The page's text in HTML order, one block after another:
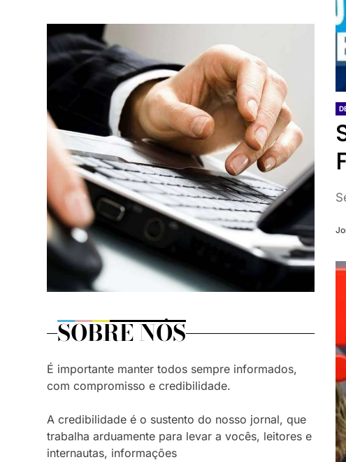
SOBRE NÓS
É importante manter todos sempre informados,
com compromisso e credibilidade.
A credibilidade é o sustento do nosso jornal, que
trabalha arduamente para levar a vocês, leitores e
internautas, informações